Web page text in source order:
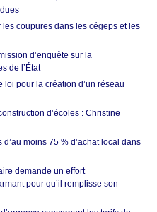
coupures dans les cégeps et les
d’enquête sur la
de l’État
pour la création d’un réseau
d’écoles : Christine
moins 75 % d’achat local dans
demande un effort
pour qu’il remplisse son